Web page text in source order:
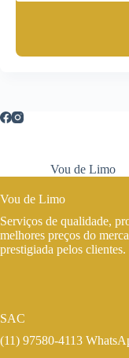
Vou de Limo
Vou de Limo
Serviços de qualidade,
melhores preços do
prestigiada pelos clientes.
SAC
(11) 97580-4113